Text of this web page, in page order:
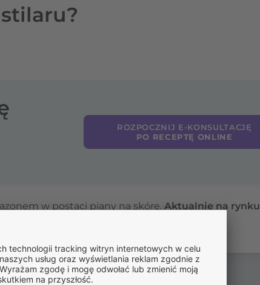
ROZPOCZNIJ E-KONSULTACJĘ
PO RECEPTĘ ONLINE
w postaci piany na skórę. Aktualnie na